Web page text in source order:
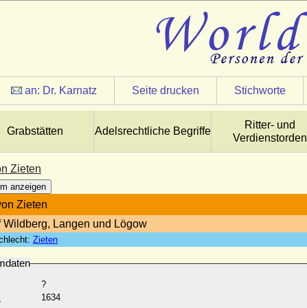
an: Dr. Karnatz Seite drucken Stichworte
Grabstätten Adelsrechtliche Begriffe
Ritter- und
Verdienstorden
Zieten
anzeigen
Zieten
Wildberg, Langen und Lögow
Zieten
?
1634